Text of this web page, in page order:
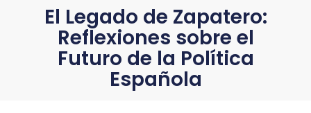
El Legado de Zapatero:
Reflexiones sobre el
Futuro de la Política
Española